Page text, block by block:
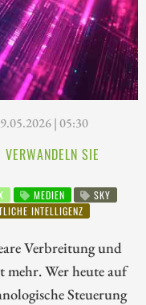
| 05:30
SIE
MEDIEN
SKY
INTELLIGENZ
Verbreitung und
mehr. Wer heute auf
Steuerung